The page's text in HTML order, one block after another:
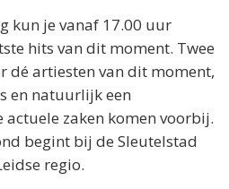
kun je vanaf 17.00 uur
hits van dit moment. Twee
dé artiesten van dit moment,
en natuurlijk een
actuele zaken komen voorbij.
begint bij de Sleutelstad
regio.